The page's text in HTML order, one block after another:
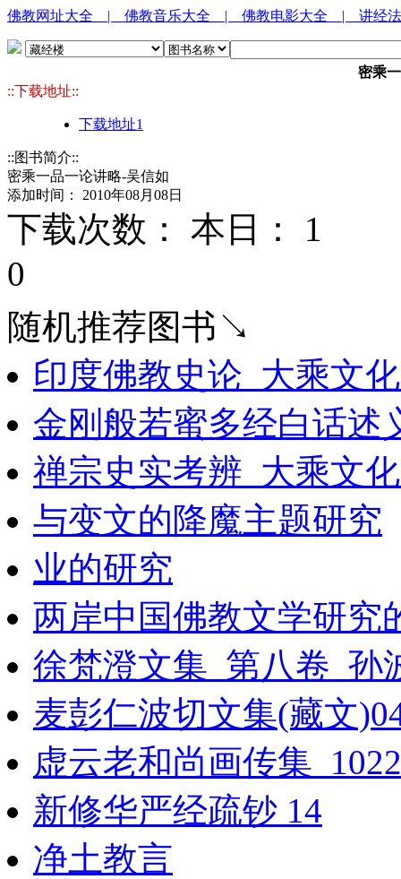
佛教网址大全 | 佛教音乐大全 | 佛教电影大全 | 讲经
密乘
::下载地址::
下载地址1
::图书简介::
密乘一品一论讲略-吴信如
添加时间： 2010年08月08日
下载次数： 本日： 1
0
随机推荐图书↘
印度佛教史论_大乘文
金刚般若蜜多经白话述
禅宗史实考辨_大乘文
与变文的降魔主题研究
业的研究
两岸中国佛教文学研究
徐梵澄文集_第八卷_孙
麦彭仁波切文集(藏文
虚云老和尚画传集
新修华严经疏钞 14
净土教言